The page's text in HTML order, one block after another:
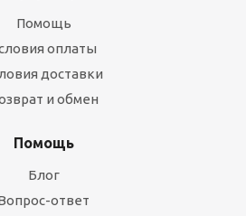
Помощь
оплаты
доставки
и обмен
Помощь
Блог
ответ